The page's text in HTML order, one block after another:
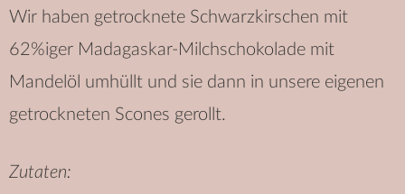
Wir haben getrocknete Schwarzkirschen mit
62%iger Madagaskar-Milchschokolade mit
Mandelöl umhüllt und sie dann in unsere eigenen
getrockneten Scones gerollt.
Zutaten: